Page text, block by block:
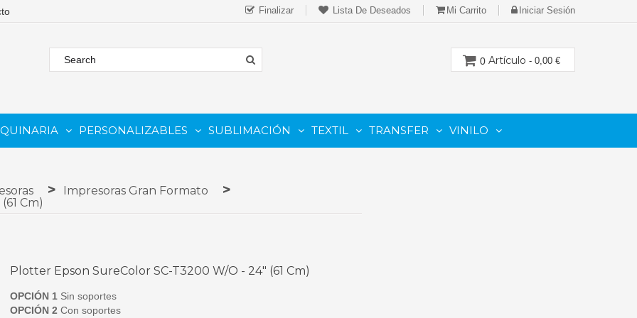
Finalizar Lista De Deseados Mi Carrito Iniciar Sesión
Artículo - 0,00 €
0
PERSONALIZABLES SUBLIMACIÓN TEXTIL TRANSFER VINILO
Impresoras Gran Formato
Cm)
Plotter Epson SureColor SC-T3200 W/o - 24" (61 Cm)
OPCIÓN 1 Sin soportes
OPCIÓN 2 Con soportes